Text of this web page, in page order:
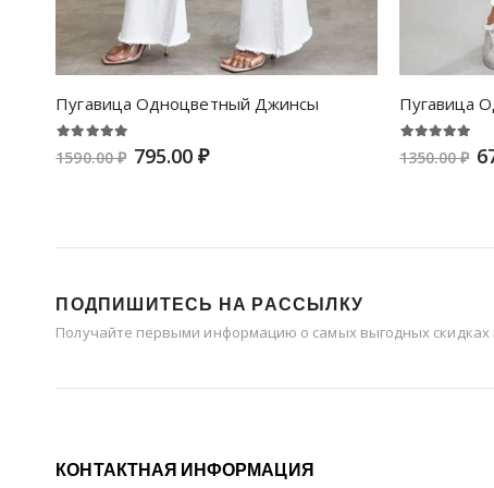
Пугавица Одноцветный Джинсы
1590.00 ₽ 795.00 ₽
Пугавица
1350.00 ₽
ПОДПИШИТЕСЬ НА РАССЫЛКУ
Получайте первыми информацию о самых выгодных скидках
КОНТАКТНАЯ ИНФОРМАЦИЯ